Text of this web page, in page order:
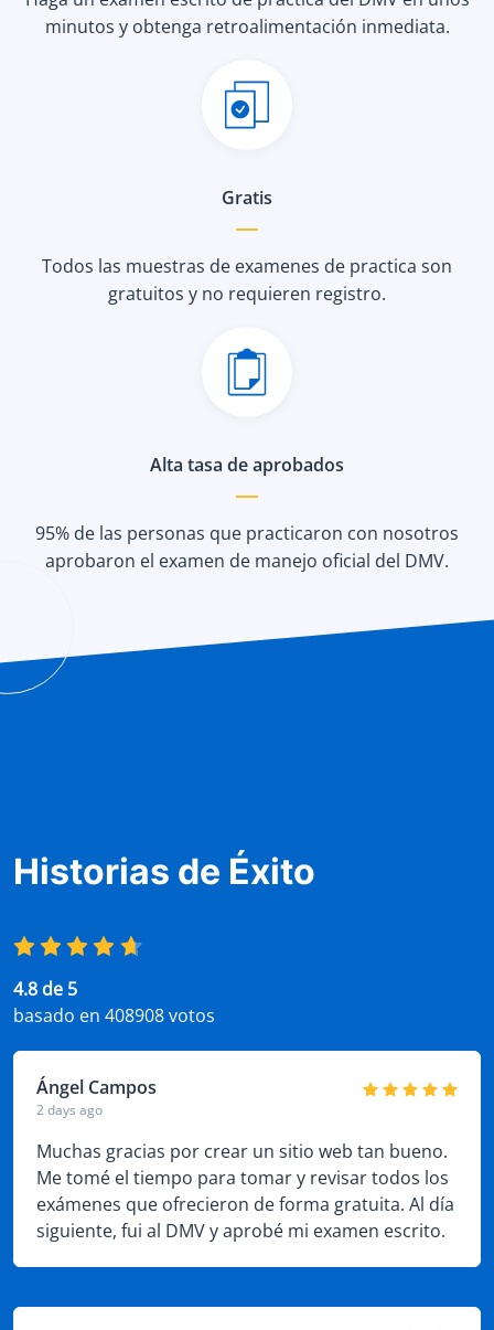
minutos y obtenga retroalimentación inmediata.
Gratis
Todos las muestras de examenes de practica son
gratuitos y no requieren registro.
Alta tasa de aprobados
95% de las personas que practicaron con nosotros
aprobaron el examen de manejo oficial del DMV.
Historias de Éxito
4.8 de 5
basado en 408908 votos
Ángel Campos
2 days ago
Muchas gracias por crear un sitio web tan bueno.
Me tomé el tiempo para tomar y revisar todos los
exámenes que ofrecieron de forma gratuita. Al día
siguiente, fui al DMV y aprobé mi examen escrito.